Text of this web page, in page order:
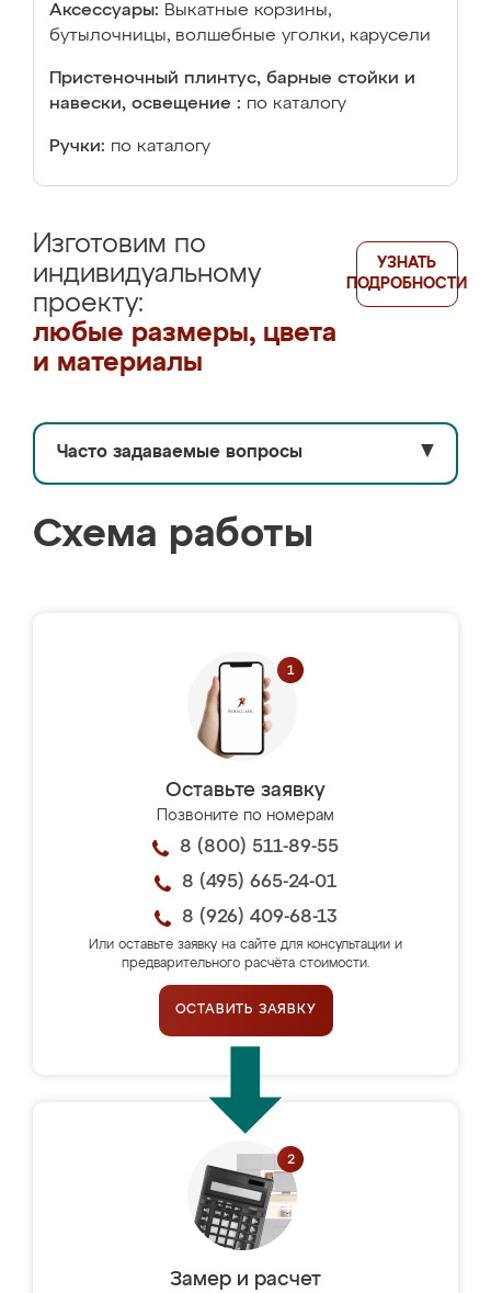
Аксессуары: Выкатные корзины,
бутылочницы, волшебные уголки, карусели
Пристеночный плинтус, барные стойки и
навески, освещение : по каталогу
Ручки: по каталогу
Изготовим по
индивидуальному
проекту:
любые размеры, цвета
и материалы
УЗНАТЬ
ПОДРОБНОСТИ
Часто задаваемые вопросы ▼
Схема работы
Оставьте заявку
Позвоните по номерам
8 (800) 511-89-55
8 (495) 665-24-01
8 (926) 409-68-13
Или оставьте заявку на сайте для консультации и
предварительного расчёта стоимости.
ОСТАВИТЬ ЗАЯВКУ
Замер и расчет